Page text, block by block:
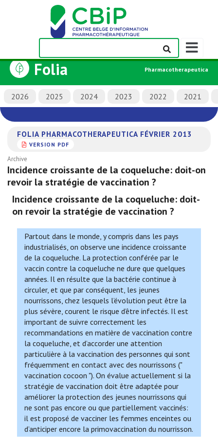
Afficher/
la
de
navigation
Folia Pharmacotherapeutica
2026 2025 2024 2023 2022 2021
FOLIA PHARMACOTHERAPEUTICA FÉVRIER 2013
VERSION PDF
Archive
Incidence croissante de la coqueluche: doit-on
revoir la stratégie de vaccination ?
Incidence croissante de la coqueluche: doit-
on revoir la stratégie de vaccination ?
Partout dans le monde, y compris dans les pays
industrialisés, on observe une incidence croissante
de la coqueluche. La protection conférée par le
vaccin contre la coqueluche ne dure que quelques
années. Il en résulte que la bactérie continue à
circuler, et que par conséquent, les jeunes
nourrissons, chez lesquels l’évolution peut être la
plus sévère, courent le risque d’être infectés. Il est
important de suivre correctement les
recommandations en matière de vaccination contre
la coqueluche, et d’accorder une attention
particulière à la vaccination des personnes qui sont
fréquemment en contact avec des nourrissons ("
vaccination cocoon "). On évalue actuellement si la
stratégie de vaccination doit être adaptée pour
améliorer la protection des jeunes nourrissons qui
ne sont pas encore ou que partiellement vaccinés:
il est proposé de vacciner les femmes enceintes ou
d’anticiper encore la primovaccination du nourrisson.